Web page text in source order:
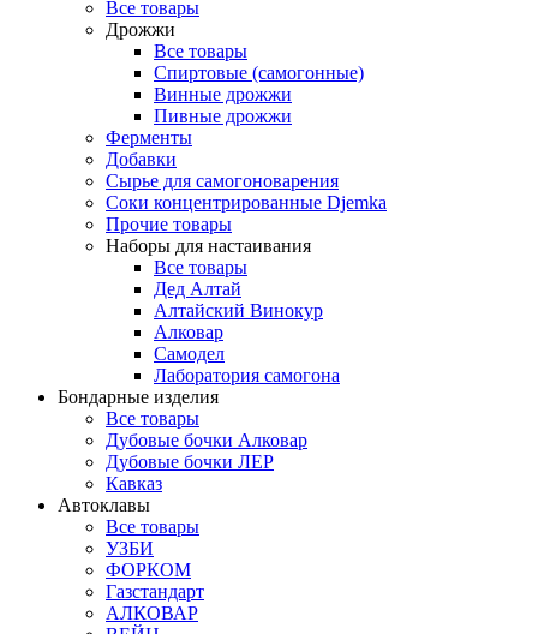
Все товары
Дрожжи
Все товары
Спиртовые (самогонные)
Винные дрожжи
Пивные дрожжи
Ферменты
Добавки
Сырье для самогоноварения
Соки концентрированные Djemka
Прочие товары
Наборы для настаивания
Все товары
Дед Алтай
Алтайский Винокур
Алковар
Самодел
Лаборатория самогона
Бондарные изделия
Все товары
Дубовые бочки Алковар
Дубовые бочки ЛЕР
Кавказ
Автоклавы
Все товары
УЗБИ
ФОРКОМ
Газстандарт
АЛКОВАР